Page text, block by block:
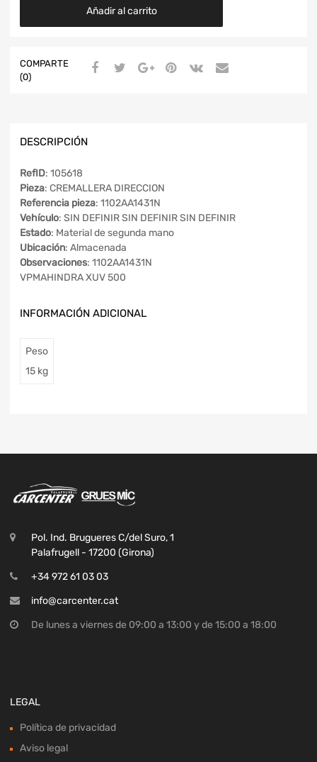
Añadir al carrito
COMPARTE
(0)
DESCRIPCIÓN
RefID: 105618
Pieza: CREMALLERA DIRECCION
Referencia pieza: 1102AA1431N
Vehículo: SIN DEFINIR SIN DEFINIR SIN DEFINIR
Estado: Material de segunda mano
Ubicación: Almacenada
Observaciones: 1102AA1431N
VPMAHINDRA XUV 500
INFORMACIÓN ADICIONAL
Peso
15 kg
Pol. Ind. Brugueres C/del Suro, 1
Palafrugell - 17200 (Girona)
+34 972 61 03 03
info@carcenter.cat
De lunes a viernes de 09:00 a 13:00 y de 15:00 a 18:00
LEGAL
Política de privacidad
Aviso legal